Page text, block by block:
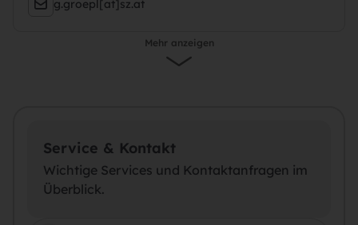
g.groepl[at]sz.at
Mehr anzeigen
Service & Kontakt
Wichtige Services und Kontaktanfragen im
Überblick.